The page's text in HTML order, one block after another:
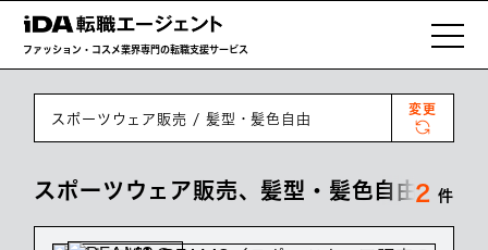
ファッション・コスメ業界専門の転職支援サービス
スポーツウェア販売 髪型・髪色自由
変更
スポーツウェア販売、髪型・髪色自由の転
2 件